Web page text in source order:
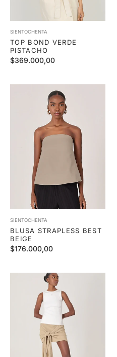
SIENTOCHENTA
TOP BOND VERDE
PISTACHO
Precio
$369.000,00
SIENTOCHENTA
BLUSA STRAPLESS BEST
BEIGE
Precio
$176.000,00